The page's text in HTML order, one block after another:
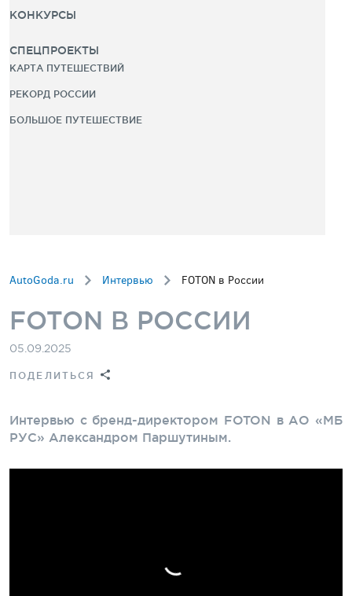
КОНКУРСЫ
СПЕЦПРОЕКТЫ
КАРТА ПУТЕШЕСТВИЙ
РЕКОРД РОССИИ
БОЛЬШОЕ ПУТЕШЕСТВИЕ
AutoGoda.ru Интервью FOTON в России
FOTON В РОССИИ
05.09.2025
ПОДЕЛИТЬСЯ
Интервью с бренд-директором FOTON в АО «МБ
РУС» Александром Паршутиным.